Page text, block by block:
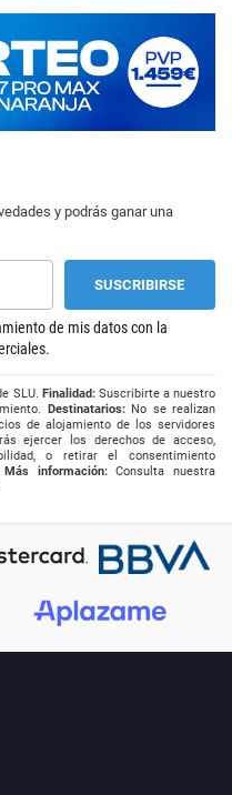
y podrás ganar una
de mis datos con la
SLU. Finalidad:Suscribirte a nuestro
Destinatarios:No se realizan
de alojamiento de los servidores
ejercer los derechos de acceso,
o retirar el consentimiento
Más información:Consulta nuestra